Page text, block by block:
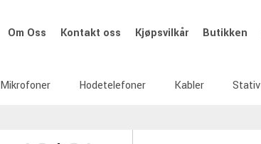
Om Oss Kontakt oss Kjøpsvilkår Butikken
Mikrofoner Hodetelefoner Kabler Stativ